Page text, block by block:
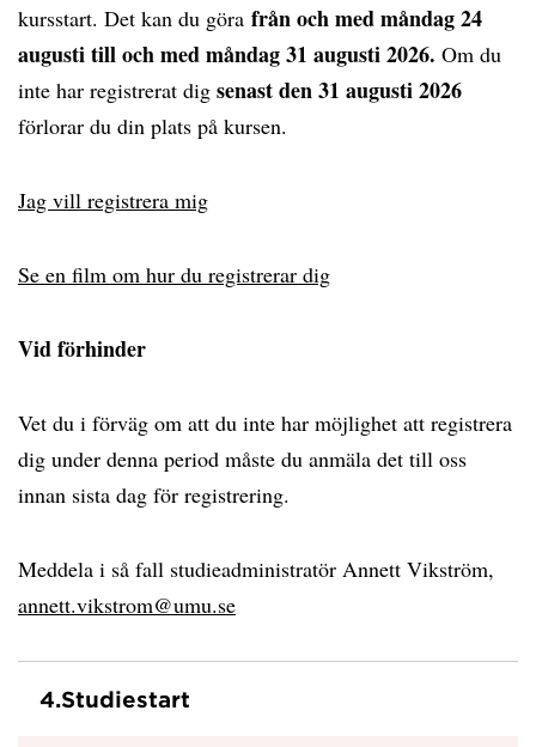
kursstart. Det kan du göra från och med måndag 24
augusti till och med måndag 31 augusti 2026. Om du
inte har registrerat dig senast den 31 augusti 2026
förlorar du din plats på kursen.
Jag vill registrera mig
Se en film om hur du registrerar dig
Vid förhinder
Vet du i förväg om att du inte har möjlighet att registrera
dig under denna period måste du anmäla det till oss
innan sista dag för registrering.
Meddela i så fall studieadministratör Annett Vikström,
annett.vikstrom@umu.se
4.Studiestart